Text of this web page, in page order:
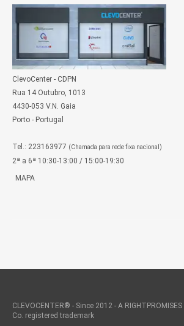
ClevoCenter - CDPN
Rua 14 Outubro, 1013
4430-053 V.N. Gaia
Porto - Portugal
Tel.: 223163977 (Chamada para rede fixa nacional)
2ª a 6ª 10:30-13:00 / 15:00-19:30
MAPA
CLEVOCENTER® - Since 2012 - A
Co. registered trademark